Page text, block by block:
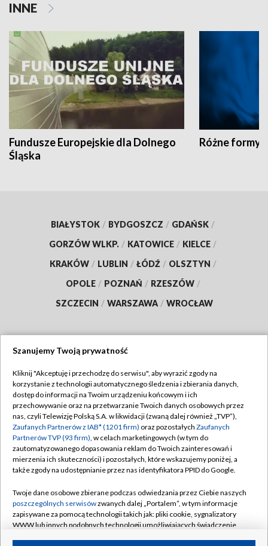
INNE
Fundusze Europejskie dla Dolnego
Śląska
Różne formy
BIAŁYSTOK / BYDGOSZCZ / GDAŃSK /
GORZÓW WLKP. / KATOWICE / KIELCE /
KRAKÓW / LUBLIN / ŁÓDŹ / OLSZTYN /
OPOLE / POZNAŃ / RZESZÓW /
SZCZECIN / WARSZAWA / WROCŁAW
TVP
Abonament TVP
Emisja w TVP
Centrum informacji TVP
Naziemna Telewizja Cyfrowa
Rada Programowa
System NOS
Informacje o nadawcy
Regulamin TVP
Polityka prywatności
Moje zgody
Pomoc
Kontakt
Kanały
Szanujemy Twoją prywatność
Kliknij "Akceptuję i przechodzę do serwisu", aby wyrazić zgody na
korzystanie z technologii automatycznego śledzenia i zbierania danych,
dostęp do informacji na Twoim urządzeniu końcowym i ich
przechowywanie oraz na przetwarzanie Twoich danych osobowych przez
nas, czyli Telewizję Polską S.A. w likwidacji (zwaną dalej również „TVP”),
Zaufanych Partnerów z IAB* (1201 firm) oraz pozostałych Zaufanych
Partnerów TVP (93 firm), w celach marketingowych (w tym do
zautomatyzowanego dopasowania reklam do Twoich zainteresowań i
mierzenia ich skuteczności) i pozostałych, które wskazujemy poniżej, a
także zgody na udostępnianie przez nas identyfikatora PPID do Google.
Twoje dane osobowe zbierane podczas odwiedzania przez Ciebie naszych
poszczególnych serwisówzwanych dalej „Portalem”, w tym informacje
zapisywane za pomocą technologii takich jak: pliki cookie, sygnalizatory
WWW lub innych podobnych technologii umożliwiających świadczenie